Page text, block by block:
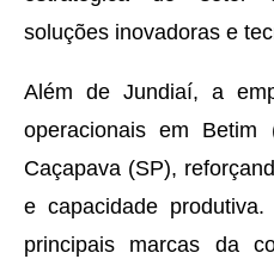
soluções inovadoras e
Além de Jundiaí, a
operacionais em Betim
Caçapava (SP),
e capacidade
principais marcas da